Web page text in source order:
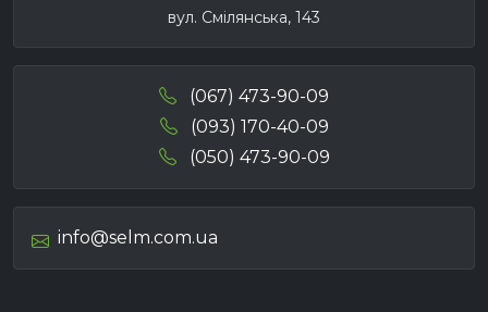
вул. Смілянська, 143
(067) 473-90-09
(093) 170-40-09
(050) 473-90-09
info@selm.com.ua